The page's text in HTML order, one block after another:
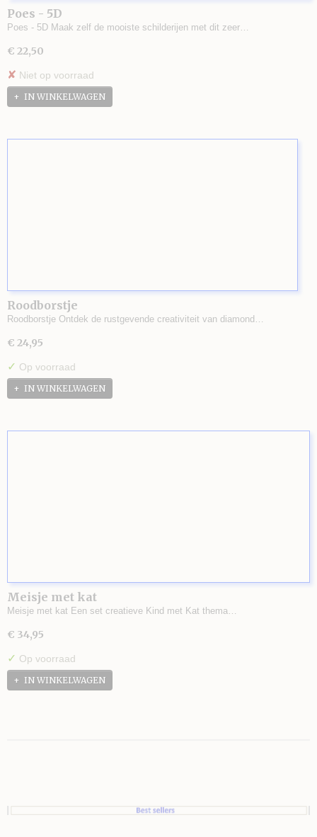
Poes - 5D
Poes - 5D Maak zelf de mooiste schilderijen met dit zeer…
€ 22,50
✘ Niet op voorraad
IN WINKELWAGEN
Roodborstje
Roodborstje Ontdek de rustgevende creativiteit van diamond…
€ 24,95
✓ Op voorraad
IN WINKELWAGEN
Meisje met kat
Meisje met kat Een set creatieve Kind met Kat thema…
€ 34,95
✓ Op voorraad
IN WINKELWAGEN